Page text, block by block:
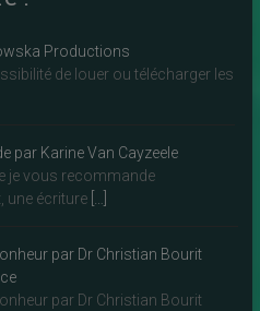
Productions
de louer ou télécharger les
par Karine Van Cayzeele
je vous recommande
une écriture
par Dr Christian Bourit
par Dr Christian Bourit